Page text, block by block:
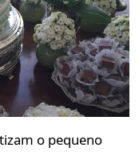
o pequeno